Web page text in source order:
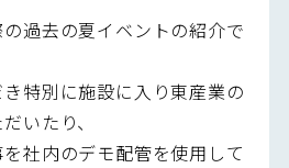
過去の夏イベントの紹介で
特別に施設に入り東産業の
いたり、
社内のデモ配管を使用して